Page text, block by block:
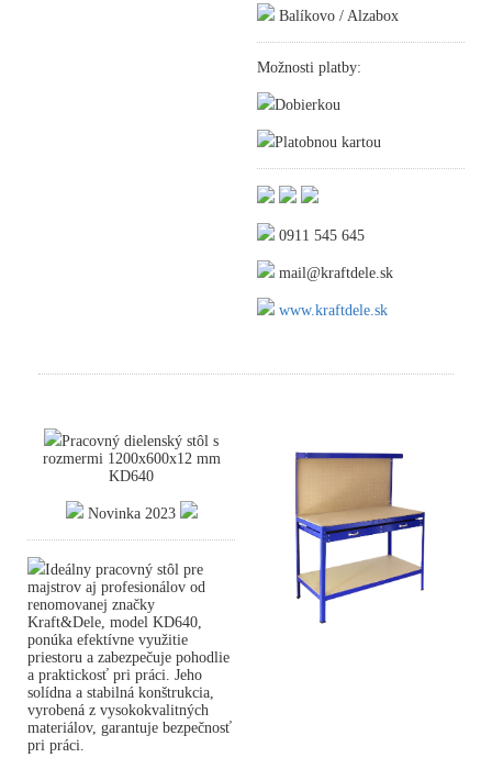
Balíkovo / Alzabox
Možnosti platby:
Dobierkou
Platobnou kartou
0911 545 645
mail@kraftdele.sk
www.kraftdele.sk
Pracovný dielenský stôl s
rozmermi 1200x600x12 mm
KD640
Novinka 2023
Ideálny pracovný stôl pre
majstrov aj profesionálov od
renomovanej značky
Kraft&Dele, model KD640,
ponúka efektívne využitie
priestoru a zabezpečuje pohodlie
a praktickosť pri práci. Jeho
solídna a stabilná konštrukcia,
vyrobená z vysokokvalitných
materiálov, garantuje bezpečnosť
pri práci.